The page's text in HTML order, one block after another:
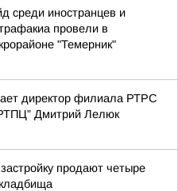
среди иностранцев и
провели в
"Темерник"
директор филиала РТРС
Дмитрий Лелюк
продают четыре